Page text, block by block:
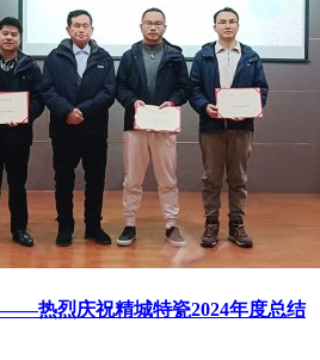
热烈庆祝精城特瓷2024年度总结